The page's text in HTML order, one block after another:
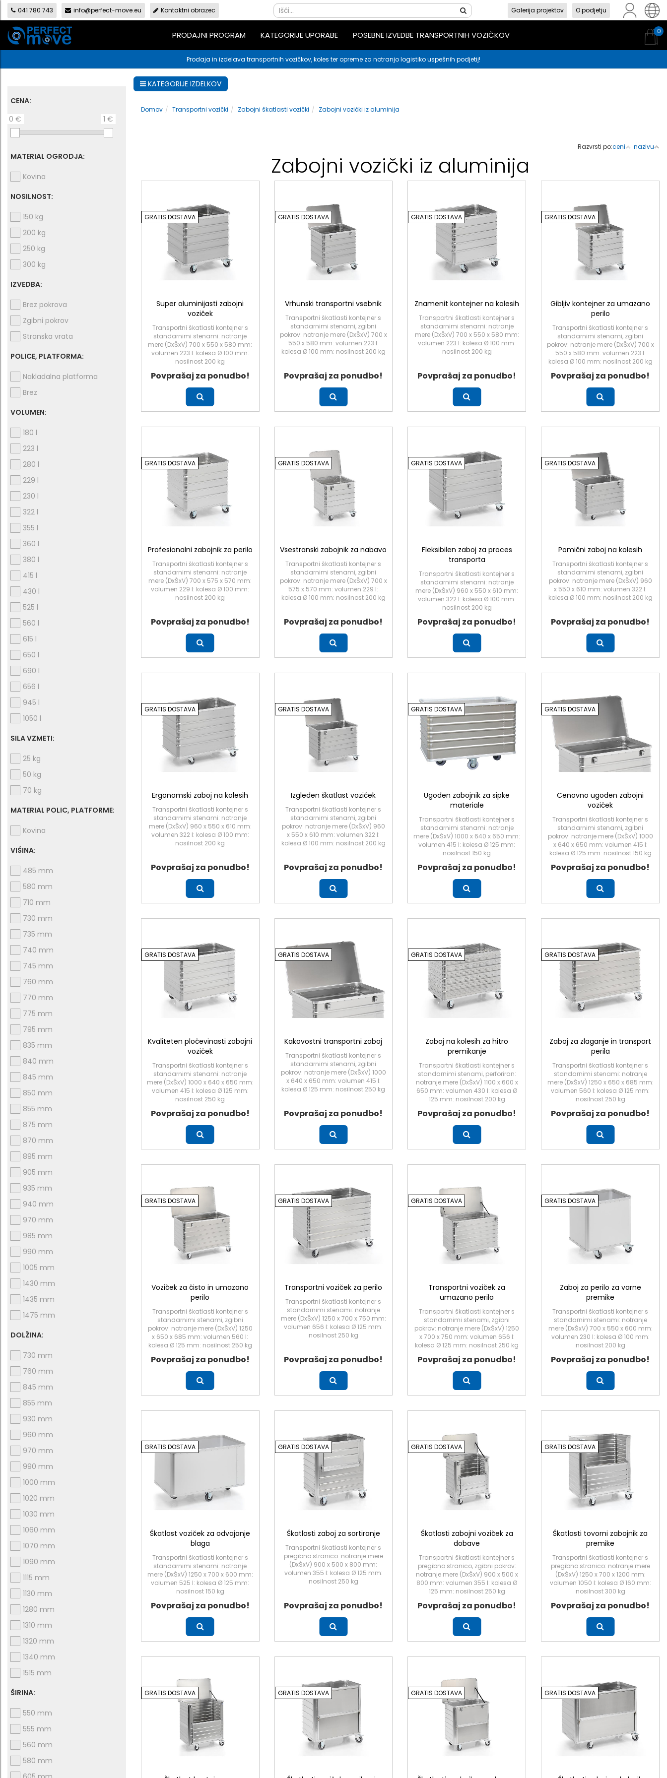
en
041 780 743 info@perfect-move.eu Kontaktni obrazec Galerija projektov O podjetju
PRODAJNI PROGRAM KATEGORIJE UPORABE POSEBNE IZVEDBE TRANSPORTNIH VOZIČKOV 0
Prodaja in izdelava transportnih vozičkov, koles ter opreme za notranjo logistiko uspešnih podjetij!
CENA:
0 €
1 €
MATERIAL OGRODJA:
Kovina
NOSILNOST:
150 kg
200 kg
250 kg
300 kg
IZVEDBA:
Brez pokrova
Zgibni pokrov
Stranska vrata
POLICE, PLATFORMA:
Nakladalna platforma
Brez
VOLUMEN:
180 l
223 l
280 l
229 l
230 l
322 l
355 l
360 l
380 l
415 l
430 l
525 l
560 l
615 l
650 l
690 l
656 l
945 l
1050 l
SILA VZMETI:
25 kg
50 kg
70 kg
MATERIAL POLIC, PLATFORME:
Kovina
VIŠINA:
485 mm
580 mm
710 mm
730 mm
735 mm
740 mm
745 mm
760 mm
770 mm
775 mm
795 mm
835 mm
840 mm
845 mm
850 mm
855 mm
875 mm
870 mm
895 mm
905 mm
935 mm
940 mm
970 mm
985 mm
990 mm
1005 mm
1430 mm
1435 mm
1475 mm
DOLŽINA:
730 mm
760 mm
845 mm
855 mm
930 mm
960 mm
970 mm
990 mm
1000 mm
1020 mm
1030 mm
1060 mm
1070 mm
1090 mm
1115 mm
1130 mm
1280 mm
1310 mm
1320 mm
1340 mm
1515 mm
ŠIRINA:
550 mm
555 mm
560 mm
580 mm
KATEGORIJE IZDELKOV
Domov Transportni vozički Zabojni škatlasti vozički Zabojni vozički iz aluminija
Razvrsti po:ceni nazivu
Zabojni vozički iz aluminija
GRATIS DOSTAVA
Super aluminijasti zabojni
voziček
Transportni škatlasti kontejner s
standarnimi stenami: notranje
mere (DxŠxV) 700 x 550 x 580 mm:
volumen 223 l: kolesa Ø 100 mm:
nosilnost 200 kg
Povprašaj za ponudbo!
GRATIS DOSTAVA
Vrhunski transportni vsebnik
Transportni škatlasti kontejner s
standarnimi stenami, zgibni
pokrov: notranje mere (DxŠxV) 700 x
550 x 580 mm: volumen 223 l:
kolesa Ø 100 mm: nosilnost 200 kg
Povprašaj za ponudbo!
GRATIS DOSTAVA
Znamenit kontejner na kolesih
Transportni škatlasti kontejner s
standarnimi stenami: notranje
mere (DxŠxV) 700 x 550 x 580 mm:
volumen 223 l: kolesa Ø 100 mm:
nosilnost 200 kg
Povprašaj za ponudbo!
GRATIS DOSTAVA
Gibljiv kontejner za umazano
perilo
Transportni škatlasti kontejner s
standarnimi stenami, zgibni
pokrov: notranje mere (DxŠxV) 700 x
550 x 580 mm: volumen 223 l:
kolesa Ø 100 mm: nosilnost 200 kg
Povprašaj za ponudbo!
GRATIS DOSTAVA
Profesionalni zabojnik za perilo
Transportni škatlasti kontejner s
standarnimi stenami: notranje
mere (DxŠxV) 700 x 575 x 570 mm:
volumen 229 l: kolesa Ø 100 mm:
nosilnost 200 kg
Povprašaj za ponudbo!
GRATIS DOSTAVA
Vsestranski zabojnik za nabavo
Transportni škatlasti kontejner s
standarnimi stenami, zgibni
pokrov: notranje mere (DxŠxV) 700 x
575 x 570 mm: volumen 229 l:
kolesa Ø 100 mm: nosilnost 200 kg
Povprašaj za ponudbo!
GRATIS DOSTAVA
Fleksibilen zaboj za proces
transporta
Transportni škatlasti kontejner s
standarnimi stenami: notranje
mere (DxŠxV) 960 x 550 x 610 mm:
volumen 322 l: kolesa Ø 100 mm:
nosilnost 200 kg
Povprašaj za ponudbo!
GRATIS DOSTAVA
Pomični zaboj na kolesih
Transportni škatlasti kontejner s
standarnimi stenami, zgibni
pokrov: notranje mere (DxŠxV) 960
x 550 x 610 mm: volumen 322 l:
kolesa Ø 100 mm: nosilnost 200 kg
Povprašaj za ponudbo!
GRATIS DOSTAVA
Ergonomski zaboj na kolesih
Transportni škatlasti kontejner s
standarnimi stenami: notranje
mere (DxŠxV) 960 x 550 x 610 mm:
volumen 322 l: kolesa Ø 100 mm:
nosilnost 200 kg
Povprašaj za ponudbo!
GRATIS DOSTAVA
Izgleden škatlast voziček
Transportni škatlasti kontejner s
standarnimi stenami, zgibni
pokrov: notranje mere (DxŠxV) 960
x 550 x 610 mm: volumen 322 l:
kolesa Ø 100 mm: nosilnost 200 kg
Povprašaj za ponudbo!
GRATIS DOSTAVA
Ugoden zabojnik za sipke
materiale
Transportni škatlasti kontejner s
standarnimi stenami: notranje
mere (DxŠxV) 1000 x 640 x 650 mm:
volumen 415 l: kolesa Ø 125 mm:
nosilnost 150 kg
Povprašaj za ponudbo!
GRATIS DOSTAVA
Cenovno ugoden zabojni
voziček
Transportni škatlasti kontejner s
standarnimi stenami, zgibni
pokrov: notranje mere (DxŠxV) 1000
x 640 x 650 mm: volumen 415 l:
kolesa Ø 125 mm: nosilnost 150 kg
Povprašaj za ponudbo!
GRATIS DOSTAVA
Kvaliteten pločevinasti zabojni
voziček
Transportni škatlasti kontejner s
standarnimi stenami: notranje
mere (DxŠxV) 1000 x 640 x 650 mm:
volumen 415 l: kolesa Ø 125 mm:
nosilnost 250 kg
Povprašaj za ponudbo!
GRATIS DOSTAVA
Kakovostni transportni zaboj
Transportni škatlasti kontejner s
standarnimi stenami, zgibni
pokrov: notranje mere (DxŠxV) 1000
x 640 x 650 mm: volumen 415 l:
kolesa Ø 125 mm: nosilnost 250 kg
Povprašaj za ponudbo!
GRATIS DOSTAVA
Zaboj na kolesih za hitro
premikanje
Transportni škatlasti kontejner s
standarnimi stenami, perforiran:
notranje mere (DxŠxV) 1100 x 600 x
650 mm: volumen 430 l: kolesa Ø
125 mm: nosilnost 200 kg
Povprašaj za ponudbo!
GRATIS DOSTAVA
Zaboj za zlaganje in transport
perila
Transportni škatlasti kontejner s
standarnimi stenami: notranje
mere (DxŠxV) 1250 x 650 x 685 mm:
volumen 560 l: kolesa Ø 125 mm:
nosilnost 250 kg
Povprašaj za ponudbo!
GRATIS DOSTAVA
Voziček za čisto in umazano
perilo
Transportni škatlasti kontejner s
standarnimi stenami, zgibni
pokrov: notranje mere (DxŠxV) 1250
x 650 x 685 mm: volumen 560 l:
kolesa Ø 125 mm: nosilnost 250 kg
Povprašaj za ponudbo!
GRATIS DOSTAVA
Transportni voziček za perilo
Transportni škatlasti kontejner s
standarnimi stenami: notranje
mere (DxŠxV) 1250 x 700 x 750 mm:
volumen 656 l: kolesa Ø 125 mm:
nosilnost 250 kg
Povprašaj za ponudbo!
GRATIS DOSTAVA
Transportni voziček za
umazano perilo
Transportni škatlasti kontejner s
standarnimi stenami, zgibni
pokrov: notranje mere (DxŠxV) 1250
x 700 x 750 mm: volumen 656 l:
kolesa Ø 125 mm: nosilnost 250 kg
Povprašaj za ponudbo!
GRATIS DOSTAVA
Zaboj za perilo za varne
premike
Transportni škatlasti kontejner s
standarnimi stenami: notranje
mere (DxŠxV) 700 x 550 x 600 mm:
volumen 230 l: kolesa Ø 100 mm:
nosilnost 200 kg
Povprašaj za ponudbo!
GRATIS DOSTAVA
Škatlast voziček za odvajanje
blaga
Transportni škatlasti kontejner s
standarnimi stenami: notranje
mere (DxŠxV) 1250 x 700 x 600 mm:
volumen 525 l: kolesa Ø 125 mm:
nosilnost 150 kg
Povprašaj za ponudbo!
GRATIS DOSTAVA
Škatlasti zaboj za sortiranje
Transportni škatlasti kontejner s
pregibno stranico: notranje mere
(DxŠxV) 900 x 500 x 800 mm:
volumen 355 l: kolesa Ø 125 mm:
nosilnost 250 kg
Povprašaj za ponudbo!
GRATIS DOSTAVA
Škatlasti zabojni voziček za
dobave
Transportni škatlasti kontejner s
pregibno stranico, zgibni pokrov:
notranje mere (DxŠxV) 900 x 500 x
800 mm: volumen 355 l: kolesa Ø
125 mm: nosilnost 250 kg
Povprašaj za ponudbo!
GRATIS DOSTAVA
Škatlasti tovorni zabojnik za
premike
Transportni škatlasti kontejner s
pregibno stranico: notranje mere
(DxŠxV) 1250 x 700 x 1200 mm:
volumen 1050 l: kolesa Ø 160 mm:
nosilnost 300 kg
Povprašaj za ponudbo!
GRATIS DOSTAVA GRATIS DOSTAVA GRATIS DOSTAVA GRATIS DOSTAVA